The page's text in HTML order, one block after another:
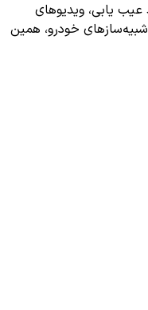
یابی، ویدیوهای
خودرو، همین